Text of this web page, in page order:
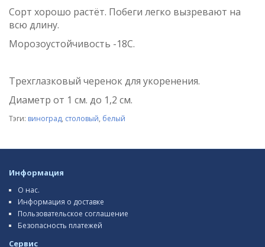
Сорт хорошо растёт. Побеги легко вызревают на
всю длину.
Морозоустойчивость -18С.
Трехглазковый черенок для укоренения.
Диаметр от 1 см. до 1,2 см.
Тэги: виноград, столовый, белый
Информация
О нас.
Информация о доставке
Пользовательское соглашение
Безопасность платежей
Сервис